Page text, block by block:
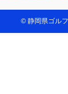
© 静岡県ゴル